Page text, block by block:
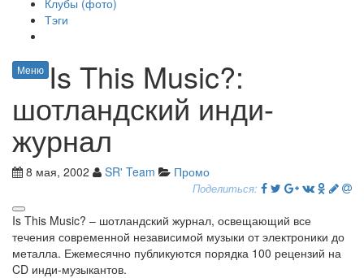
Клубы (фото)
Тэги
Меню Is This Music?:
шотландский инди-
журнал
8 мая, 2002 SR' Team Промо
Поделиться:
Is This Music? – шотландский журнал, освещающий все
течения современной независимой музыки от электроники до
металла. Ежемесячно публикуются порядка 100 рецензий на
CD инди-музыкантов.